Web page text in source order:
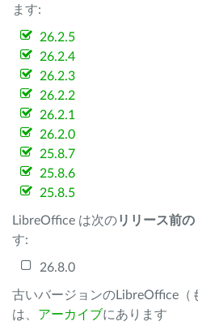
ます:
26.2.5
26.2.4
26.2.3
26.2.2
26.2.1
26.2.0
25.8.7
25.8.6
25.8.5
LibreOffice は次のリリース前の
す:
26.8.0
古いバージョンのLibreOffice（
は、 アーカイブにあります